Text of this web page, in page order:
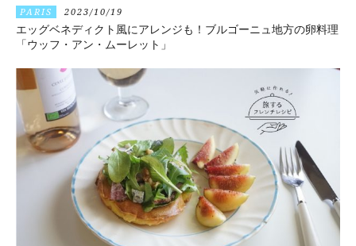
PARIS 2023/10/19
エッグベネディクト風にアレンジも！ブルゴーニュ地方の卵料理
「ウッフ・アン・ムーレット」